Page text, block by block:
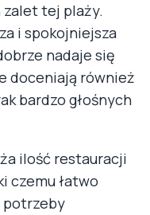
zalet tej plaży.
i spokojniejsza
nadaje się
doceniają również
bardzo głośnych
ilość restauracji
czemu łatwo
potrzeby